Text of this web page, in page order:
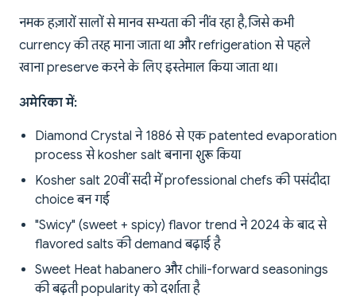
नमक हज़ारों सालों से मानव सभ्यता की नींव रहा है, जिसे कभी
currency की तरह माना जाता था और refrigeration से पहले
खाना preserve करने के लिए इस्तेमाल किया जाता था।
अमेरिका में:
Diamond Crystal ने 1886 से एक patented evaporation
process से kosher salt बनाना शुरू किया
Kosher salt 20वीं सदी में professional chefs की पसंदीदा
choice बन गई
"Swicy" (sweet + spicy) flavor trend ने 2024 के बाद से
flavored salts की demand बढ़ाई है
Sweet Heat habanero और chili-forward seasonings
की बढ़ती popularity को दर्शाता है